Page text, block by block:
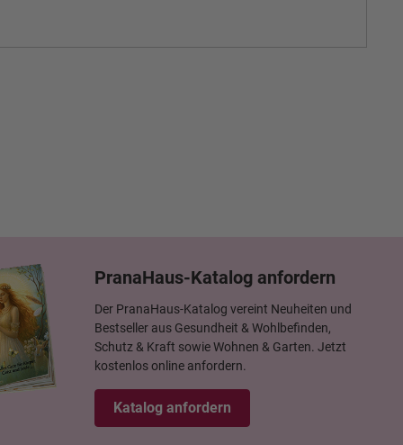
PranaHaus-Katalog anfordern
Der PranaHaus-Katalog vereint Neuheiten und
Bestseller aus Gesundheit & Wohlbefinden,
Schutz & Kraft sowie Wohnen & Garten. Jetzt
kostenlos online anfordern.
Katalog anfordern